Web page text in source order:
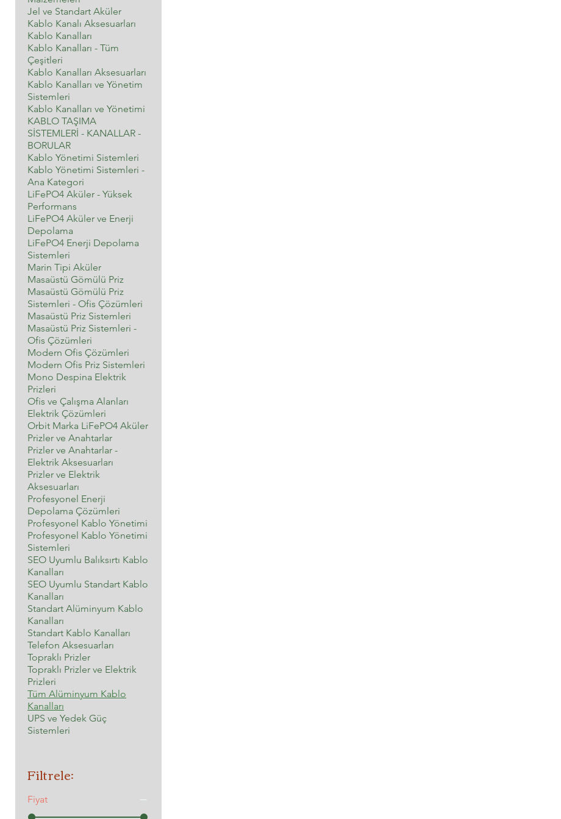
Jel ve Standart Aküler
Kablo Kanalı Aksesuarları
Kablo Kanalları
Kablo Kanalları - Tüm
Çeşitleri
Kablo Kanalları Aksesuarları
Kablo Kanalları ve Yönetim
Sistemleri
Kablo Kanalları ve Yönetimi
KABLO TAŞIMA
SİSTEMLERİ - KANALLAR -
BORULAR
Kablo Yönetimi Sistemleri
Kablo Yönetimi Sistemleri -
Ana Kategori
LiFePO4 Aküler - Yüksek
Performans
LiFePO4 Aküler ve Enerji
Depolama
LiFePO4 Enerji Depolama
Sistemleri
Marin Tipi Aküler
Masaüstü Gömülü Priz
Masaüstü Gömülü Priz
Sistemleri - Ofis Çözümleri
Masaüstü Priz Sistemleri
Masaüstü Priz Sistemleri -
Ofis Çözümleri
Modern Ofis Çözümleri
Modern Ofis Priz Sistemleri
Mono Despina Elektrik
Prizleri
Ofis ve Çalışma Alanları
Elektrik Çözümleri
Orbit Marka LiFePO4 Aküler
Prizler ve Anahtarlar
Prizler ve Anahtarlar -
Elektrik Aksesuarları
Prizler ve Elektrik
Aksesuarları
Profesyonel Enerji
Depolama Çözümleri
Profesyonel Kablo Yönetimi
Profesyonel Kablo Yönetimi
Sistemleri
SEO Uyumlu Balıksırtı Kablo
Kanalları
SEO Uyumlu Standart Kablo
Kanalları
Standart Alüminyum Kablo
Kanalları
Standart Kablo Kanalları
Telefon Aksesuarları
Topraklı Prizler
Topraklı Prizler ve Elektrik
Prizleri
Tüm Alüminyum Kablo
Kanalları
UPS ve Yedek Güç
Sistemleri
Filtrele:
Fiyat